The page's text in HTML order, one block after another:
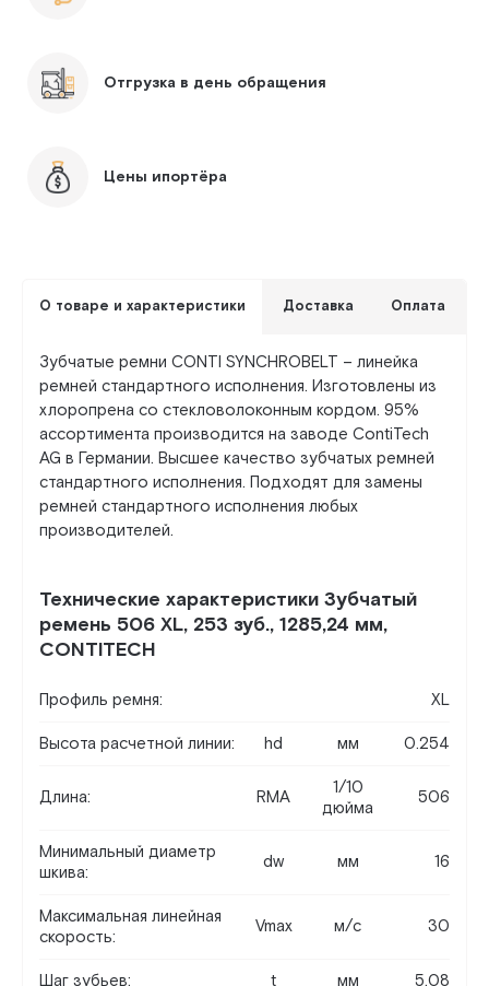
Отгрузка в день обращения
Цены ипортёра
О товаре и характеристики Доставка Оплата
Зубчатые ремни CONTI SYNCHROBELT – линейка
ремней стандартного исполнения. Изготовлены из
хлоропрена со стекловолоконным кордом. 95%
ассортимента производится на заводе ContiTech
AG в Германии. Высшее качество зубчатых ремней
стандартного исполнения. Подходят для замены
ремней стандартного исполнения любых
производителей.
Технические характеристики Зубчатый
ремень 506 XL, 253 зуб., 1285,24 мм,
CONTITECH
Профиль ремня: XL
Высота расчетной линии: hd мм 0.254
Длина: RMA
1/10
дюйма
506
Минимальный диаметр
шкива:
dw мм 16
Максимальная линейная
скорость:
Vmax м/c 30
Шаг зубьев: t мм 5.08